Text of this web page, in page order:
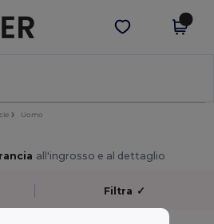
Scarica app
Uomo
all'ingrosso e al dettaglio
Filtra ✓